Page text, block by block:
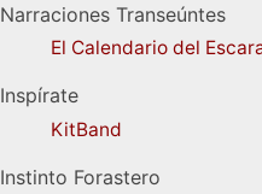
Narraciones Transeúntes
El Calendario del
Inspírate
KitBand
Instinto Forastero